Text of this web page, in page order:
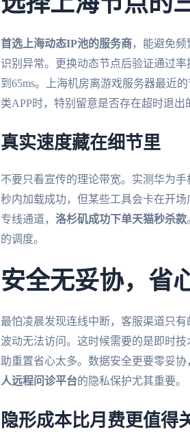
首选上海动态IP池的服务商，能避免
识别异常。更换动态节点后验证通过率
到65ms。上海机房离游戏服务器最近
类APP时，特别留意是否存在超时退出
真实速度藏在细节里
不要只看宣传的理论带宽。实测华为
秒内加载成功，但某些工具会卡在开
专线通道， 洛杉矶成功下单天猫秒杀款
的调度。
安全无妥协，省
最怕凌晨发现连线中断，客服渠道只
波动无法访问。这时候需要的是即时
助重置省心太多。数据安全更要零妥
人远程问诊平台的隐私保护尤其重要。
隐形成本比月费更值得